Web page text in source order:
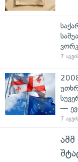
7
—
7